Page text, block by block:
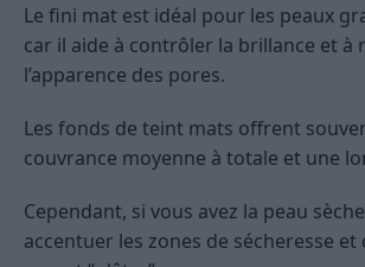
Le fini mat est idéal pour les peaux
car il aide à contrôler la brillance et à
l’apparence des pores.
Les fonds de teint mats offrent
couvrance moyenne à totale et une
Cependant, si vous avez la peau
accentuer les zones de sécheresse